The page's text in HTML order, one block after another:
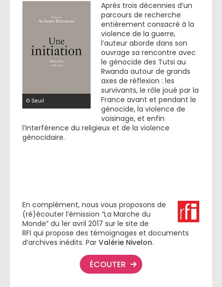
© Seuil
Après trois décennies d’un
parcours de recherche
entièrement consacré à la
violence de la guerre,
l’auteur aborde dans son
ouvrage sa rencontre avec
le génocide des Tutsi au
Rwanda autour de grands
axes de réflexion : les
survivants, le rôle joué par la
France avant et pendant le
génocide, la violence de
voisinage, et enfin
l’interférence du religieux et de la violence
génocidaire.
En complément, nous vous proposons de
(ré)écouter l’émission “La Marche du
Monde” du 1er avril 2017 sur le site de
RFI qui propose des témoignages et documents
d’archives inédits. Par Valérie Nivelon.
ÉCOUTER